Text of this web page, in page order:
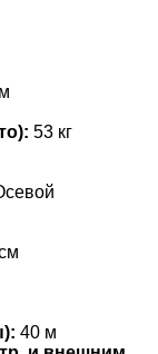
53 кг
40 м